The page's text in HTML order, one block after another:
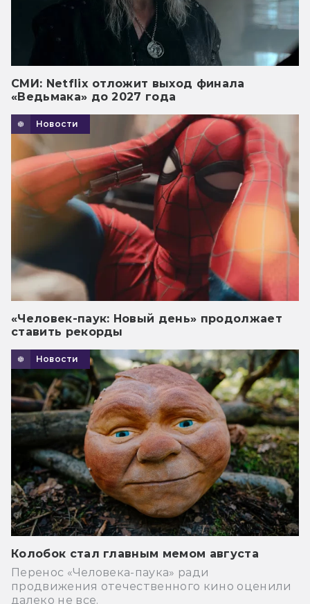
СМИ: Netflix отложит выход финала
«Ведьмака» до 2027 года
Новости
«Человек-паук: Новый день» продолжает
ставить рекорды
Новости
Колобок стал главным мемом августа
Перенос «Человека-паука» ради
продвижения отечественного кино оценили
далеко не все.